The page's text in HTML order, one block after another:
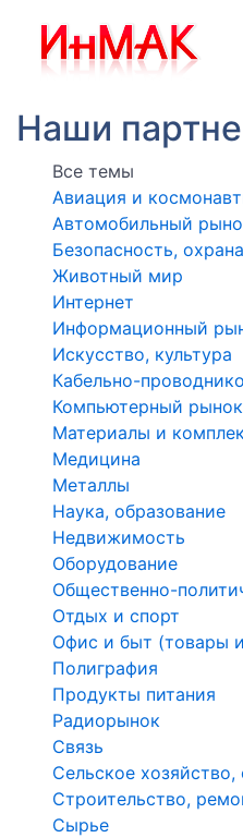
Наши
Все темы
Авиация и
Автомобильный
Безопасность, охрана
Животный мир
Интернет
Информационный
Искусство, культура
Кабельно-
Компьютерный рынок
Материалы и
Медицина
Металлы
Наука, образование
Недвижимость
Оборудование
Общественно-
Отдых и спорт
Офис и быт (товары
Полиграфия
Продукты питания
Радиорынок
Связь
Сельское хозяйство,
Строительство,
Сырье